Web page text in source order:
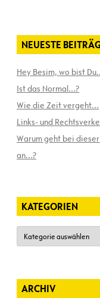
NEUESTE
Hey Besim, wo bist
Ist das Normal…?
Wie die Zeit vergeht…
Links- und
Warum geht bei
an…?
KATEGORIEN
Kategorien
ARCHIV